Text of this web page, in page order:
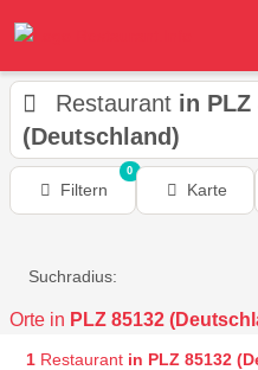
Restaurant in PLZ
(Deutschland)
Filtern
0
Karte
Suchradius:
Orte in PLZ 85132
1 Restaurant in PLZ 85132